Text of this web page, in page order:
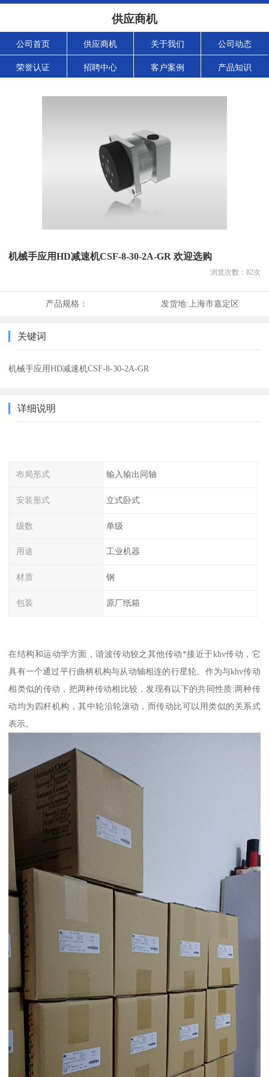
供应商机
公司首页 供应商机 关于我们 公司动态
荣誉认证 招聘中心 客户案例 产品知识
机械手应用HD减速机CSF-8-30-2A-GR 欢迎选购
浏览次数： 82次
产品规格： 发货地: 上海市嘉定区
关键词
机械手应用HD减速机CSF-8-30-2A-GR
详细说明
布局形式 输入输出同轴
安装形式 立式卧式
级数 单级
用途 工业机器
材质 钢
包装 原厂纸箱
在结构和运动学方面，谐波传动较之其他传动*接近于khv传动，它
具有一个通过平行曲柄机构与从动轴相连的行星轮。作为与khv传动
相类似的传动，把两种传动相比较，发现有以下的共同性质:两种传
动均为四杆机构，其中轮沿轮滚动，而传动比可以用类似的关系式
表示。